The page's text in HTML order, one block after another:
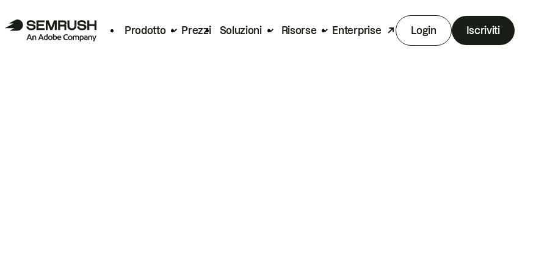
Prodotto Prezzi Soluzioni Risorse Enterprise Login Iscriviti